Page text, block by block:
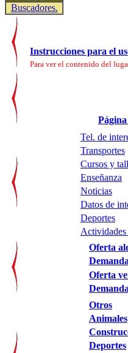
Buscadores.
Instrucciones para el
Para ver el contenido del
Tel. de
Transportes
Cursos y
Enseñanza
Noticias
Datos de
Deportes
Actividades
Oferta
Oferta
Otros
Animales
Deportes